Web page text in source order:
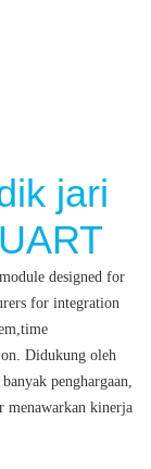
jari
designed for
for integration
Didukung oleh
penghargaan,
menawarkan kinerja